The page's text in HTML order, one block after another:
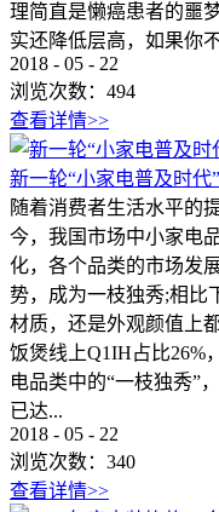
理简直是懒癌患者的噩
实还降低层高，如果你
2018 - 05 - 22
浏览次数： 494
查看详情>>
新一轮“小家电普及时代
随着消费者生活水平的
今，我国市场中小家电
化，各个品类的市场发
势，成为一枝独秀;相比
材质，还是外观颜值上
饭煲线上Q1IH占比26%
电品类中的“一枝独秀”
已达...
2018 - 05 - 22
浏览次数： 340
查看详情>>